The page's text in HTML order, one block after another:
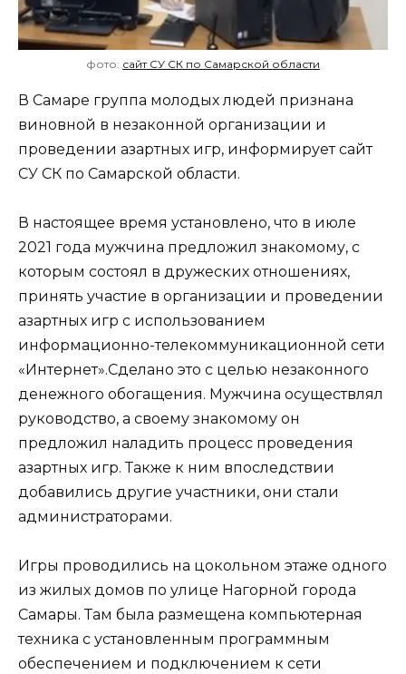
фото: сайт СУ СК по Самарской области
В Самаре группа молодых людей признана
виновной в незаконной организации и
проведении азартных игр, информирует сайт
СУ СК по Самарской области.
В настоящее время установлено, что в июле
2021 года мужчина предложил знакомому, с
которым состоял в дружеских отношениях,
принять участие в организации и проведении
азартных игр с использованием
информационно-телекоммуникационной сети
«Интернет».Сделано это с целью незаконного
денежного обогащения. Мужчина осуществлял
руководство, а своему знакомому он
предложил наладить процесс проведения
азартных игр. Также к ним впоследствии
добавились другие участники, они стали
администраторами.
Игры проводились на цокольном этаже одного
из жилых домов по улице Нагорной города
Самары. Там была размещена компьютерная
техника с установленным программным
обеспечением и подключением к сети